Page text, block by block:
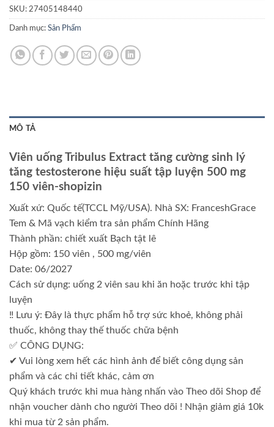
SKU: 27405148440
Danh mục: Sản Phẩm
MÔ TẢ
Viên uống Tribulus Extract tăng cường sinh lý
tăng testosterone hiệu suất tập luyện 500 mg
150 viên-shopizin
Xuất xứ: Quốc tế(TCCL Mỹ/USA). Nhà SX: FranceshGrace
Tem & Mã vạch kiểm tra sản phẩm Chính Hãng
Thành phần: chiết xuất Bạch tật lê
Hộp gồm: 150 viên , 500 mg/viên
Date: 06/2027
Cách sử dụng: uống 2 viên sau khi ăn hoặc trước khi tập
luyện
‼ Lưu ý: Đây là thực phẩm hỗ trợ sức khoẻ, không phải
thuốc, không thay thế thuốc chữa bệnh
✅ CÔNG DỤNG:
✔ Vui lòng xem hết các hình ảnh để biết công dụng sản
phẩm và các chi tiết khác, cảm ơn
Quý khách trước khi mua hàng nhấn vào Theo dõi Shop để
nhận voucher dành cho người Theo dõi ! Nhận giảm giá 10k
khi mua từ 2 sản phẩm.